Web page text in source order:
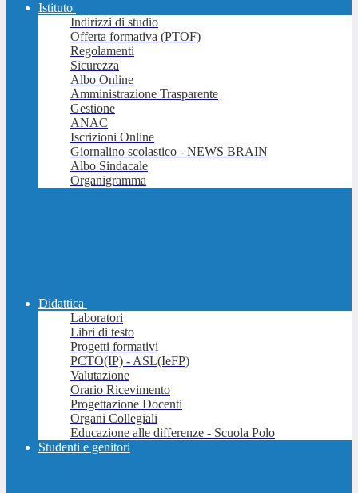
Istituto
Indirizzi di studio
Offerta formativa (PTOF)
Regolamenti
Sicurezza
Albo Online
Amministrazione Trasparente
Gestione
ANAC
Iscrizioni Online
Giornalino scolastico - NEWS BRAIN
Albo Sindacale
Organigramma
Didattica
Laboratori
Libri di testo
Progetti formativi
PCTO(IP) - ASL(IeFP)
Valutazione
Orario Ricevimento
Progettazione Docenti
Organi Collegiali
Educazione alle differenze - Scuola Polo
Studenti e genitori